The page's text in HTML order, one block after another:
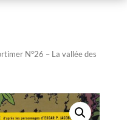
N°26 – La vallée des